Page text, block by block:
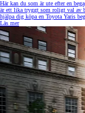
Här kan du som är ute efter en
är ett lika tryggt som roligt val av
hjälpa dig köpa en Toyota Yaris
Läs mer